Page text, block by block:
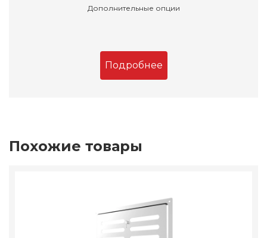
Дополнительные опции
Подробнее
Похожие товары